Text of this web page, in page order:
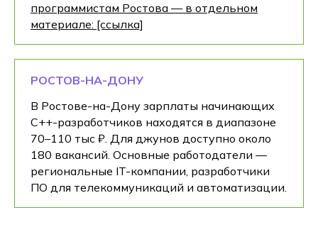
программистам Ростова — в отдельном
материале: [ссылка]
РОСТОВ-НА-ДОНУ
В Ростове-на-Дону зарплаты начинающих
C++-разработчиков находятся в диапазоне
70–110 тыс ₽. Для джунов доступно около
180 вакансий. Основные работодатели —
региональные IT-компании, разработчики
ПО для телекоммуникаций и автоматизации.